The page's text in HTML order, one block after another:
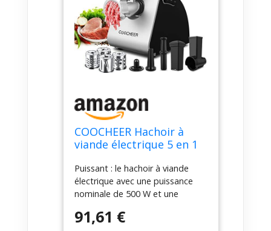
COOCHEER Hachoir à
viande électrique 5 en 1
Hachoir Électrique avec 3
Plaques de Broyage en
Acier Inoxydable,
Accessoires Kubbe
Saucisses Biscuits pour
Puissant : le hachoir à viande
électrique avec une puissance
nominale de 500 W et une
le moteur et les accessoires de
91,61 €